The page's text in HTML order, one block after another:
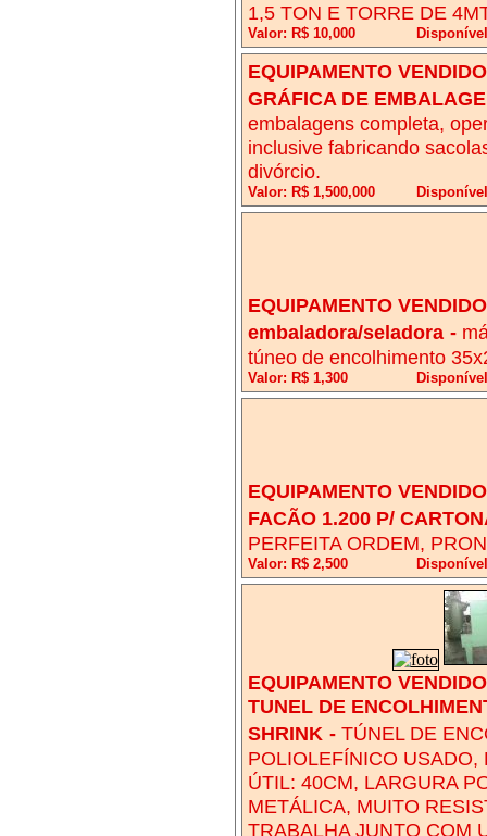
1,5 TON E TORRE DE
Valor: R$ 10,000
EQUIPAMENTO
GRÁFICA DE
embalagens completa,
inclusive fabricando
divórcio.
Valor: R$ 1,500,000
EQUIPAMENTO
embaladora/seladora -
túneo de encolhimento
Valor: R$ 1,300
EQUIPAMENTO
FACÃO 1.200 P/
PERFEITA ORDEM,
Valor: R$ 2,500
EQUIPAMENTO
TUNEL DE
SHRINK - TÚNEL DE
POLIOLEFÍNICO
ÚTIL: 40CM, LARGURA
METÁLICA, MUITO
TRABALHA JUNTO COM